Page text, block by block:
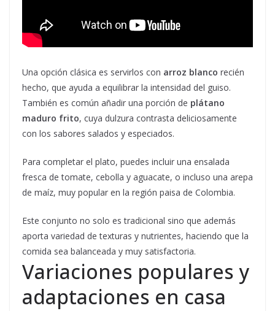
Una opción clásica es servirlos con arroz blanco recién
hecho, que ayuda a equilibrar la intensidad del guiso.
También es común añadir una porción de plátano
maduro frito, cuya dulzura contrasta deliciosamente
con los sabores salados y especiados.
Para completar el plato, puedes incluir una ensalada
fresca de tomate, cebolla y aguacate, o incluso una arepa
de maíz, muy popular en la región paisa de Colombia.
Este conjunto no solo es tradicional sino que además
aporta variedad de texturas y nutrientes, haciendo que la
comida sea balanceada y muy satisfactoria.
Variaciones populares y
adaptaciones en casa